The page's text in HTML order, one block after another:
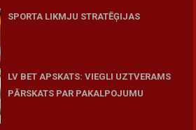
SPORTA LIKMJU STRATĒĢIJAS
LV BET APSKATS: VIEGLI UZTVERAMS
PĀRSKATS PAR PAKALPOJUMU